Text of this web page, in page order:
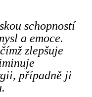
schopností
a emoce.
zlepšuje
případně ji